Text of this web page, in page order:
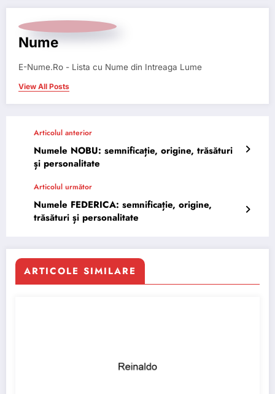
Nume
E-Nume.Ro - Lista cu Nume din Intreaga Lume
View All Posts
Articolul anterior
Numele NOBU: semnificație, origine, trăsături
și personalitate
Articolul următor
Numele FEDERICA: semnificație, origine,
trăsături și personalitate
ARTICOLE SIMILARE